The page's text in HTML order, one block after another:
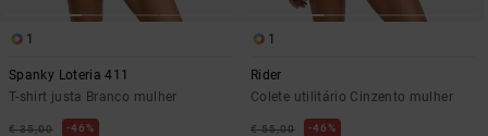
1
Spanky Loteria 411
T-shirt justa Branco mulher
€ 35,00 46%
1
Rider
Colete utilitário Cinzento mulher
€ 55,00 46%